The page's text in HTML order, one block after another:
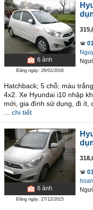
6 ảnh
Đăng ngày: 26/01/2016
Hatchback; 5 chỗ; màu
4x2. Xe Hyundai i10 nhập
mới, gia đình sử dụng, đi ít,
chi tiết
6 ảnh
Đăng ngày: 27/12/2015